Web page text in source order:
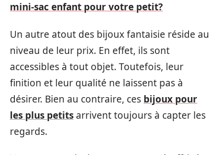
mini-sac enfant pour votre petit?
Un autre atout des bijoux fantaisie réside au
niveau de leur prix. En effet, ils sont
accessibles à tout objet. Toutefois, leur
finition et leur qualité ne laissent pas à
désirer. Bien au contraire, ces bijoux pour
les plus petits arrivent toujours à capter les
regards.